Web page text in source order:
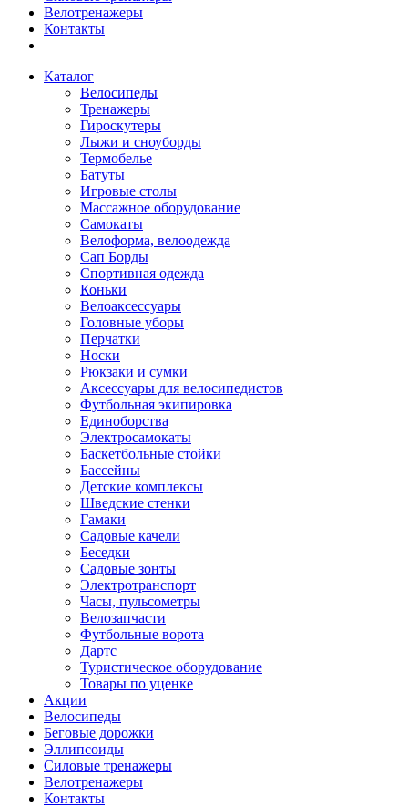
Велотренажеры
Контакты
Каталог
Велосипеды
Тренажеры
Гироскутеры
Лыжи и сноуборды
Термобелье
Батуты
Игровые столы
Массажное оборудование
Самокаты
Велоформа, велоодежда
Сап Борды
Спортивная одежда
Коньки
Велоаксессуары
Головные уборы
Перчатки
Носки
Рюкзаки и сумки
Аксессуары для велосипедистов
Футбольная экипировка
Единоборства
Электросамокаты
Баскетбольные стойки
Бассейны
Детские комплексы
Шведские стенки
Гамаки
Садовые качели
Беседки
Садовые зонты
Электротранспорт
Часы, пульсометры
Велозапчасти
Футбольные ворота
Дартс
Туристическое оборудование
Товары по уценке
Акции
Велосипеды
Беговые дорожки
Эллипсоиды
Силовые тренажеры
Велотренажеры
Контакты